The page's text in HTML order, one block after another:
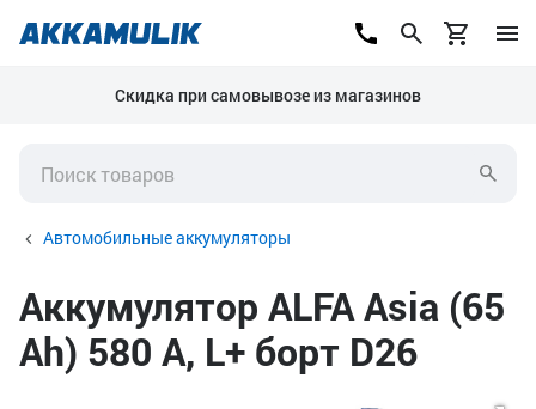
Скидка при самовывозе из магазинов
Автомобильные аккумуляторы
Аккумулятор ALFA Asia (65
Ah) 580 А, L+ борт D26